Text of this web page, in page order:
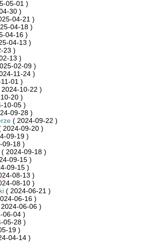
05-01 )
30 )
04-21 )
04-18 )
04-16 )
04-13 )
23 )
13 )
02-09 )
11-24 )
01 )
2024-10-22 )
20 )
10-05 )
09-28 )
( 2024-09-22 )
2024-09-20 )
09-19 )
09-18 )
( 2024-09-18 )
09-15 )
09-15 )
08-13 )
08-10 )
( 2024-06-21 )
06-16 )
06-06 )
06-04 )
05-28 )
19 )
04-14 )